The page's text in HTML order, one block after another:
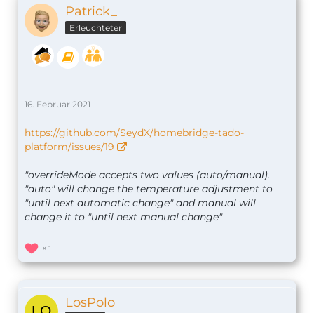
Patrick_
Erleuchteter
16. Februar 2021
https://github.com/SeydX/homebridge-tado-
platform/issues/19
"overrideMode accepts two values (auto/manual).
"auto" will change the temperature adjustment to
"until next automatic change" and manual will
change it to "until next manual change"
1
LosPolo